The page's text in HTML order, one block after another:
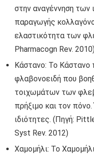
στην αναγέννηση των
παραγωγής
ελαστικότητα των
Pharmacogn Rev.
Κάστανο: Το Κάστανο
φλαβονοειδή που
τοιχωμάτων των
πρήξιμο και τον
ιδιότητες. (Πηγή:
Syst Rev. 2012)
Χαμομήλι: Το